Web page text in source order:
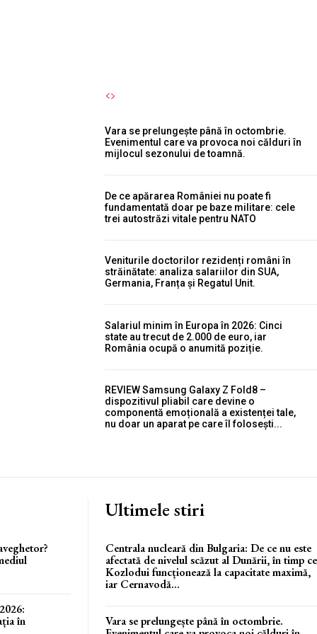
Vara se prelungește până în octombrie.
Evenimentul care va provoca noi călduri în
mijlocul sezonului de toamnă.
De ce apărarea României nu poate fi
fundamentată doar pe baze militare: cele
trei autostrăzi vitale pentru NATO
Veniturile doctorilor rezidenți români în
străinătate: analiza salariilor din SUA,
Germania, Franța și Regatul Unit.
Salariul minim în Europa în 2026: Cinci
state au trecut de 2.000 de euro, iar
România ocupă o anumită poziție.
REVIEW Samsung Galaxy Z Fold8 –
dispozitivul pliabil care devine o
componentă emoțională a existenței tale,
nu doar un aparat pe care îl folosești...
în
Ultimele stiri
Centrala nucleară din Bulgaria: De ce nu este
afectată de nivelul scăzut al Dunării, în timp ce
Kozlodui funcționează la capacitate maximă,
iar Cernavodă...
Vara se prelungește până în octombrie.